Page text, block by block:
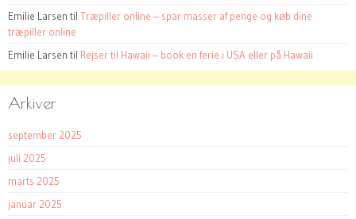
Emilie Larsen til Træpiller online – spar masser af penge og køb dine
træpiller online
Emilie Larsen til Rejser til Hawaii – book en ferie i USA eller på Hawaii
Arkiver
september 2025
juli 2025
marts 2025
januar 2025